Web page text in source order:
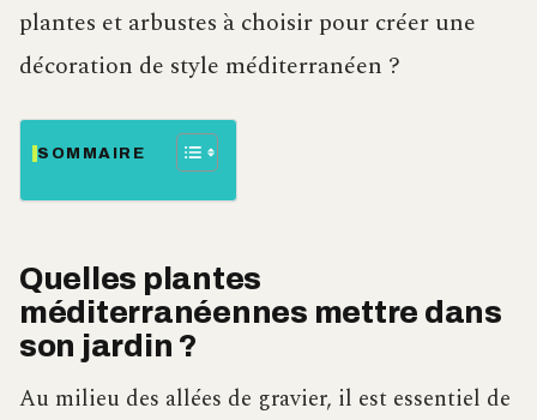
plantes et arbustes à choisir pour créer une
décoration de style méditerranéen ?
SOMMAIRE
Quelles plantes
méditerranéennes mettre dans
son jardin ?
Au milieu des allées de gravier, il est essentiel de